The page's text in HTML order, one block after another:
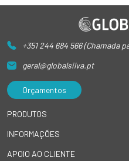
+351 244 684 566 (Chamada
geral@globalsilva.pt
Orçamentos
PRODUTOS
INFORMAÇÕES
APOIO AO CLIENTE